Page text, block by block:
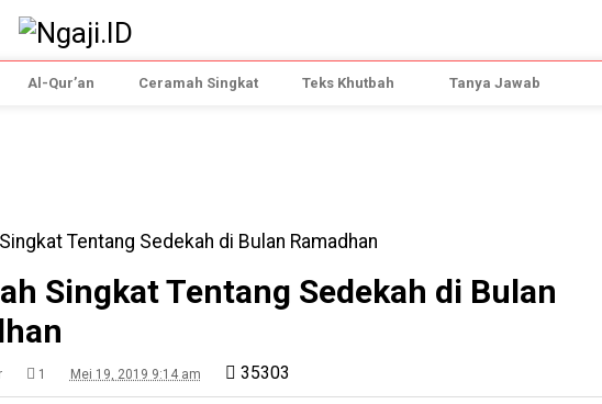
Al-Qur’an Ceramah Singkat Teks Khutbah Tanya Jawab
Singkat Tentang Sedekah di Bulan
1 Mei 19, 2019 9:14 am 35303